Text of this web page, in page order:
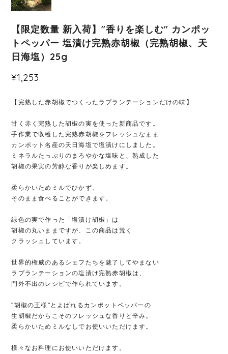
【限定数量 新入荷】"香りを楽しむ" カンポッ
トペッパー 塩漬け完熟赤胡椒（完熟胡椒、天
日海塩）25g
¥1,253
【完熟した赤胡椒でつくったラプランテーションだけの味】
甘く赤く完熟した胡椒の実を使った新商品です。
手作業で収穫した完熟赤胡椒をフレッシュなまま
カンポット名産の天日海塩で塩漬けにしました。
ミネラルたっぷりのまろやかな塩味と、熟成した
胡椒の果実の芳醇な香りが楽しめます。
柔らかいためミルでひかず、
そのまま食べることができます。
緑色の実で作った「塩漬け胡椒」は
胡椒の丸いままですが、この商品は荒く
クラッシュしています。
世界的権威のあるシェフたちを魅了してやまない
ラプランテーションの塩漬け完熟赤胡椒は、
門外不出のレシピで作られています。
"胡椒の王様"とよばれるカンポットペッパーの
生胡椒だからこそのフレッシュな香りと辛み。
柔らかいためミルなしでお使いいただけます。
様々なお料理にお使いいただけます。